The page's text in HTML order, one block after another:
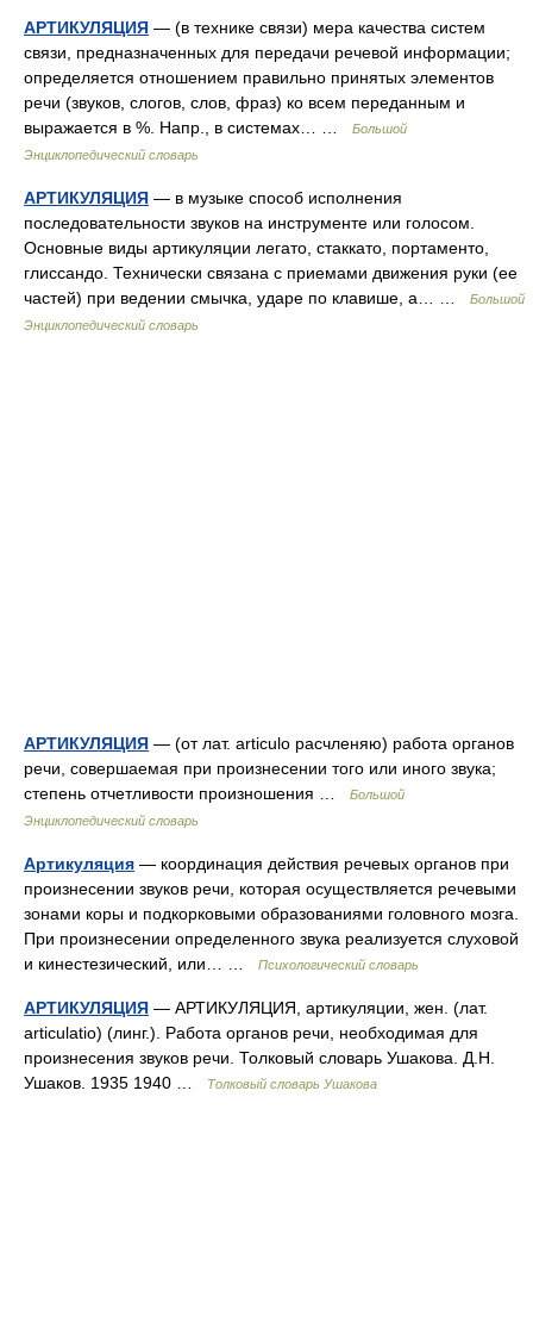
АРТИКУЛЯЦИЯ — (в технике связи) мера качества систем
связи, предназначенных для передачи речевой информации;
определяется отношением правильно принятых элементов
речи (звуков, слогов, слов, фраз) ко всем переданным и
выражается в %. Напр., в системах… …
Большой
Энциклопедический словарь
АРТИКУЛЯЦИЯ — в музыке способ исполнения
последовательности звуков на инструменте или голосом.
Основные виды артикуляции легато, стаккато, портаменто,
глиссандо. Технически связана с приемами движения руки (ее
частей) при ведении смычка, ударе по клавише, а… …
Большой
Энциклопедический словарь
АРТИКУЛЯЦИЯ — (от лат. articulo расчленяю) работа органов
речи, совершаемая при произнесении того или иного звука;
степень отчетливости произношения …
Большой
Энциклопедический словарь
Артикуляция — координация действия речевых органов при
произнесении звуков речи, которая осуществляется речевыми
зонами коры и подкорковыми образованиями головного мозга.
При произнесении определенного звука реализуется слуховой
и кинестезический, или… …
Психологический словарь
АРТИКУЛЯЦИЯ — АРТИКУЛЯЦИЯ, артикуляции, жен. (лат.
articulatio) (линг.). Работа органов речи, необходимая для
произнесения звуков речи. Толковый словарь Ушакова. Д.Н.
Ушаков. 1935 1940 …
Толковый словарь Ушакова